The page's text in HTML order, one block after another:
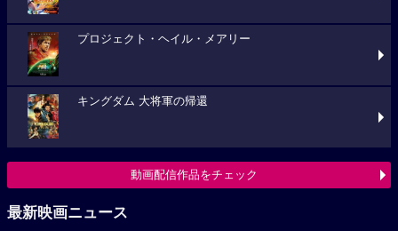
プロジェクト・ヘイル・メアリー
キングダム 大将軍の帰還
動画配信作品をチェック
最新映画ニュース